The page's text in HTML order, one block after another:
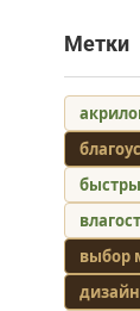
Метки
выбор